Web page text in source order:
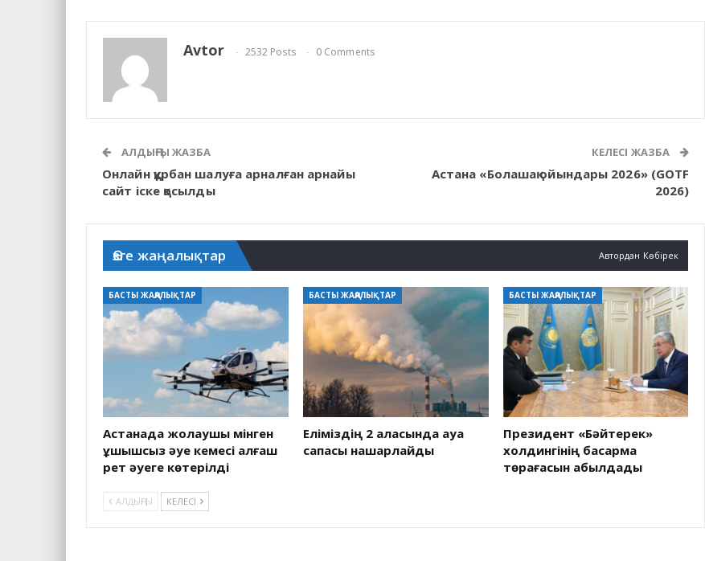
Avtor 2532 Posts 0 Comments
АЛДЫҢҒЫ ЖАЗБА
Онлайн құрбан шалуға арналған арнайы
сайт іске қосылды
КЕЛЕСІ ЖАЗБА
Астана «Болашақ ойындары 2026» (GOTF
2026)
Өзге жаңалықтар Автордан Көбірек
БАСТЫ ЖАҢАЛЫҚТАР
Астанада жолаушы мінген
ұшқышсыз әуе кемесі алғаш
рет әуеге көтерілді
БАСТЫ ЖАҢАЛЫҚТАР
Еліміздің 2 қаласында ауа
сапасы нашарлайды
БАСТЫ ЖАҢАЛЫҚТАР
Президент «Бәйтерек»
холдингінің басқарма
төрағасын қабылдады
АЛДЫҢҒЫ КЕЛЕСІ